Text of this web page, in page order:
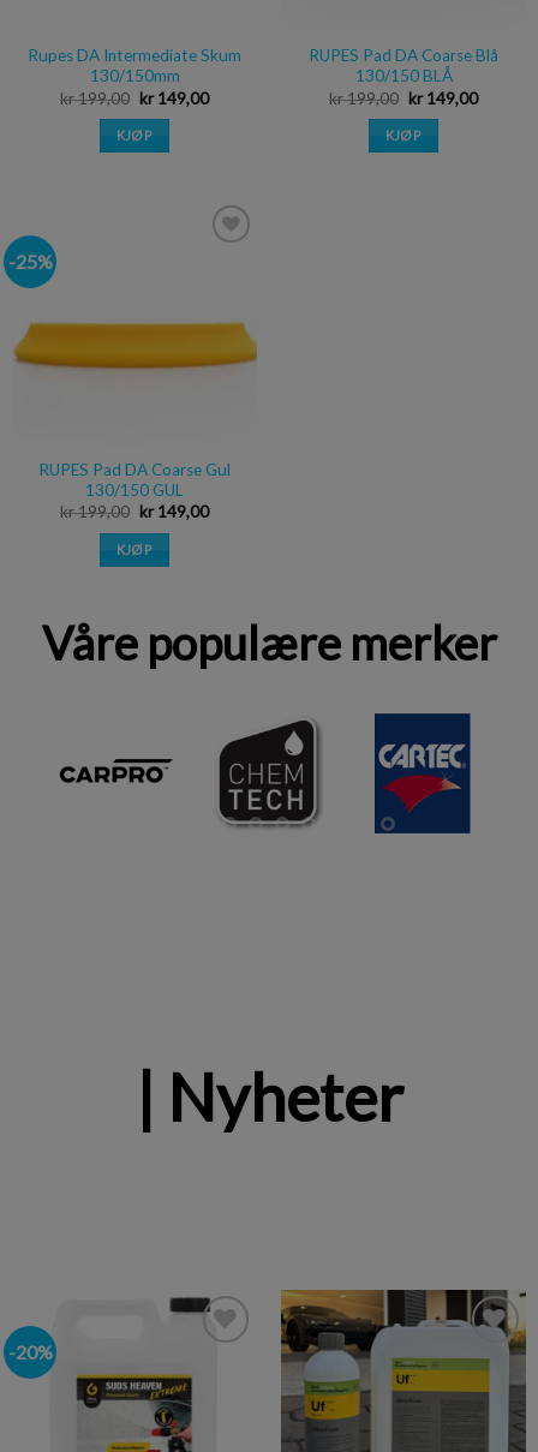
Rupes DA Intermediate Skum
130/150mm
kr199,00 kr149,00
KJØP
RUPES Pad DA Coarse Blå
130/150 BLÅ
kr199,00 kr149,00
KJØP
-25%
RUPES Pad DA Coarse Gul
130/150 GUL
kr199,00 kr149,00
KJØP
Våre populære merker
| Nyheter
-20%
ønskeliste
Legg i
ønskeliste